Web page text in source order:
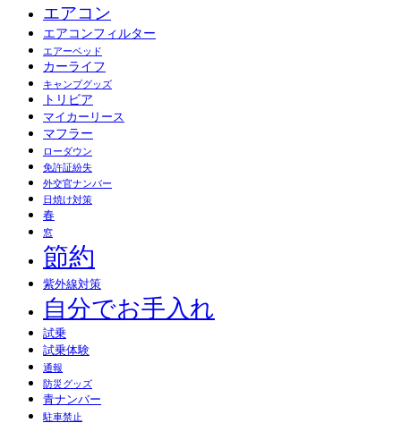
エアコン
エアコンフィルター
エアーベッド
カーライフ
キャンプグッズ
トリビア
マイカーリース
マフラー
ローダウン
免許証紛失
外交官ナンバー
日焼け対策
春
窓
節約
紫外線対策
自分でお手入れ
試乗
試乗体験
通報
防災グッズ
青ナンバー
駐車禁止